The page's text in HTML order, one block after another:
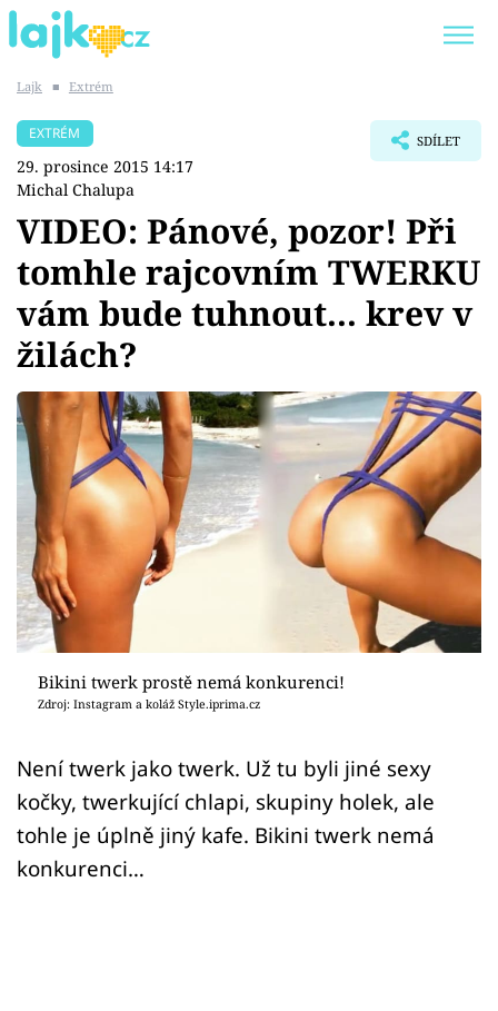
SHOPAHOLICADEL
Témata
Showbyznys
Youtubeři
Virály
Sex a vztahy
Videa
Sledujte prima+
Přihlášení
Sledujte nás
Lajk ■ Extrém
EXTRÉM
29. prosince 2015 14:17
Michal Chalupa
SDÍLET
VIDEO: Pánové, pozor! Při
tomhle rajcovním TWERKU
vám bude tuhnout... krev v
žilách?
Bikini twerk prostě nemá konkurenci!
Zdroj: Instagram a koláž Style.iprima.cz
Není twerk jako twerk. Už tu byli jiné sexy
kočky, twerkující chlapi, skupiny holek, ale
tohle je úplně jiný kafe. Bikini twerk nemá
konkurenci…